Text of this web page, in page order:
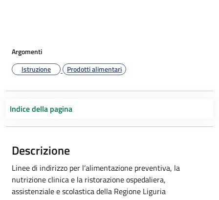
Argomenti
Istruzione
Prodotti alimentari
Indice della pagina
Descrizione
Linee di indirizzo per l’alimentazione preventiva, la
nutrizione clinica e la ristorazione ospedaliera,
assistenziale e scolastica della Regione Liguria